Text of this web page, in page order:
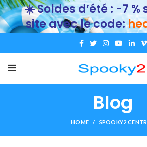
Blog
HOME SPOOKY2
☀️ Soldes d’été : -7 %
site avec le code: